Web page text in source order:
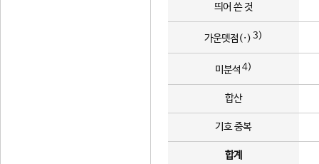
띄어 쓴 것
가운뎃점(·) 3)
미분석 4)
합산
기호 중복
합계